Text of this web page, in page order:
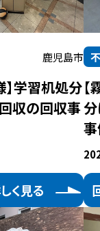
鹿児島市
】学習机処分
収の回収事
く見る